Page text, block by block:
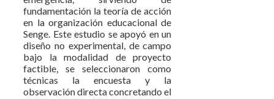
fundamentación la teoría de acción
en la organización educacional de
Senge. Este estudio se apoyó en un
diseño no experimental, de campo
bajo la modalidad de proyecto
factible, se seleccionaron como
técnicas la encuesta y la
observación directa concretando el